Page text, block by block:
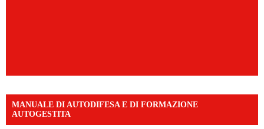
MANUALE DI AUTODIFESA E DI FORMAZIONE
AUTOGESTITA